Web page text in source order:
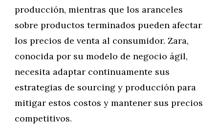
producción, mientras que los aranceles
sobre productos terminados pueden afectar
los precios de venta al consumidor. Zara,
conocida por su modelo de negocio ágil,
necesita adaptar continuamente sus
estrategias de sourcing y producción para
mitigar estos costos y mantener sus precios
competitivos.